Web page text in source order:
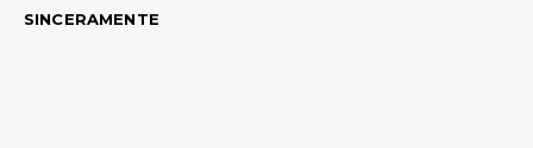
SINCERAMENTE